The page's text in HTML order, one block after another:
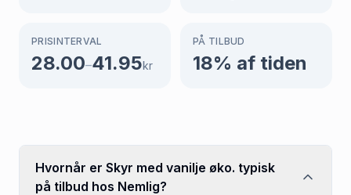
PRISINTERVAL
28.00–41.95kr
PÅ TILBUD
18% af tiden
Hvornår er Skyr med vanilje øko. typisk
på tilbud hos Nemlig?